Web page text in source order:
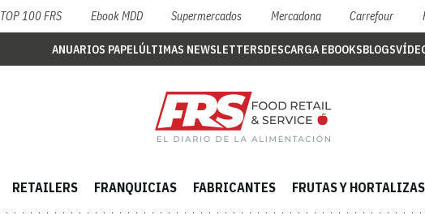
TOP 100 FRS Ebook MDD Supermercados Mercadona Carrefour
ANUARIOS PAPELÚLTIMAS NEWSLETTERSDESCARGA EBOOKSBLOGS
RETAILERS FRANQUICIAS FABRICANTES FRUTAS Y HORTALIZAS